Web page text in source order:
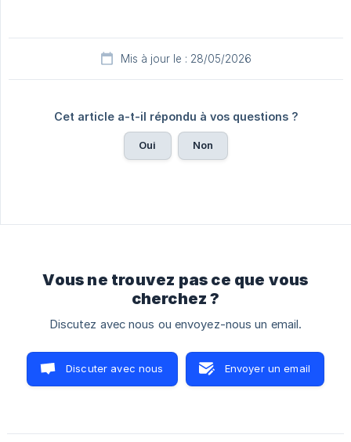
Mis à jour le : 28/05/2026
Cet article a-t-il répondu à vos questions ?
Oui Non
Vous ne trouvez pas ce que vous
cherchez ?
Discutez avec nous ou envoyez-nous un email.
Discuter avec nous Envoyer un email